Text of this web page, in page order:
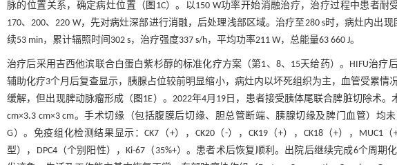
脉的位置关系，确定病灶位置（ 图1C）。以150 W功率开始消融治疗，治疗过程中患者
170、200、220 W，先对病灶深部进行消融，后处理浅部区域。治疗至280 s时，病灶内出
续53 min，累计辐照时间302 s，治疗强度337 s/h，平均功率211 W，总能量63 660 J。
治疗后采用吉西他滨联合白蛋白紫杉醇的标准化疗方案（第1、8、15天给药）。HIFU治疗
辅助化疗3个月后复查显示，胰腺占位较前明显缩小，病灶内以坏死组织为主，血管受累情
缓解，但出现脾动脉瘤形成（ 图1E）。2022年4月19日，患者接受胰体尾联合脾脏切除术
cm×3.3 cm×3 cm。手术切缘（包括腹膜后切缘、胆总管断端、胰腺切缘及脾门血管）均
G）。免疫组化检测结果显示：CK7（+），CK20（-），CK19（+），CK18（+），MUC1
型），DPC4（个别阳性），Ki-67（35%+）。患者术后恢复顺利。出院后继续完成6个周